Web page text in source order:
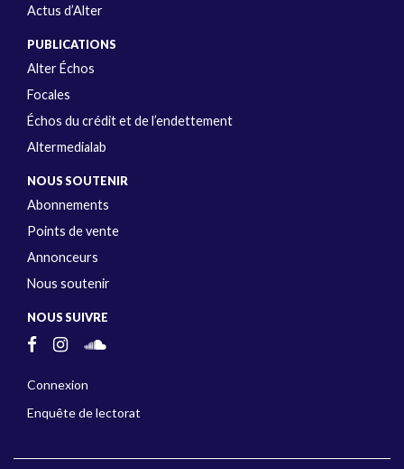
Actus d’Alter
PUBLICATIONS
Alter Échos
Focales
Échos du crédit et de l’endettement
Altermedialab
NOUS SOUTENIR
Abonnements
Points de vente
Annonceurs
Nous soutenir
NOUS SUIVRE
Connexion
Enquête de lectorat